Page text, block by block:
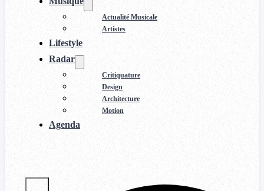
Actualité Musicale
Artistes
Lifestyle
Radar
Critiquature
Design
Architecture
Motion
Agenda